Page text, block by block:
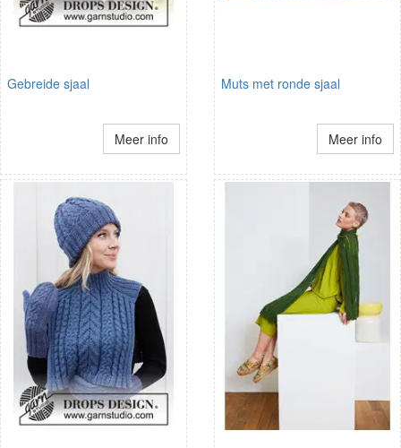
Gebreide sjaal
Meer info
Muts met ronde sjaal
Meer info